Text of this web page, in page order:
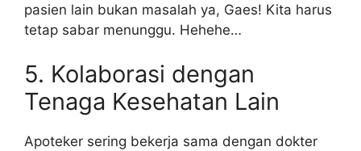
pasien lain bukan masalah ya, Gaes! Kita harus
tetap sabar menunggu. Hehehe…
5. Kolaborasi dengan
Tenaga Kesehatan Lain
Apoteker sering bekerja sama dengan dokter